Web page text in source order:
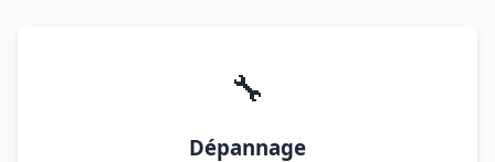
🔧
Dépannage